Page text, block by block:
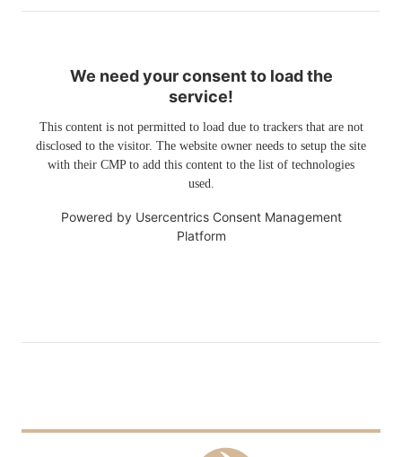
We need your consent to load the
service!
This content is not permitted to load due to trackers that are not
disclosed to the visitor. The website owner needs to setup the site
with their CMP to add this content to the list of technologies
used.
Powered by Usercentrics Consent Management
Platform